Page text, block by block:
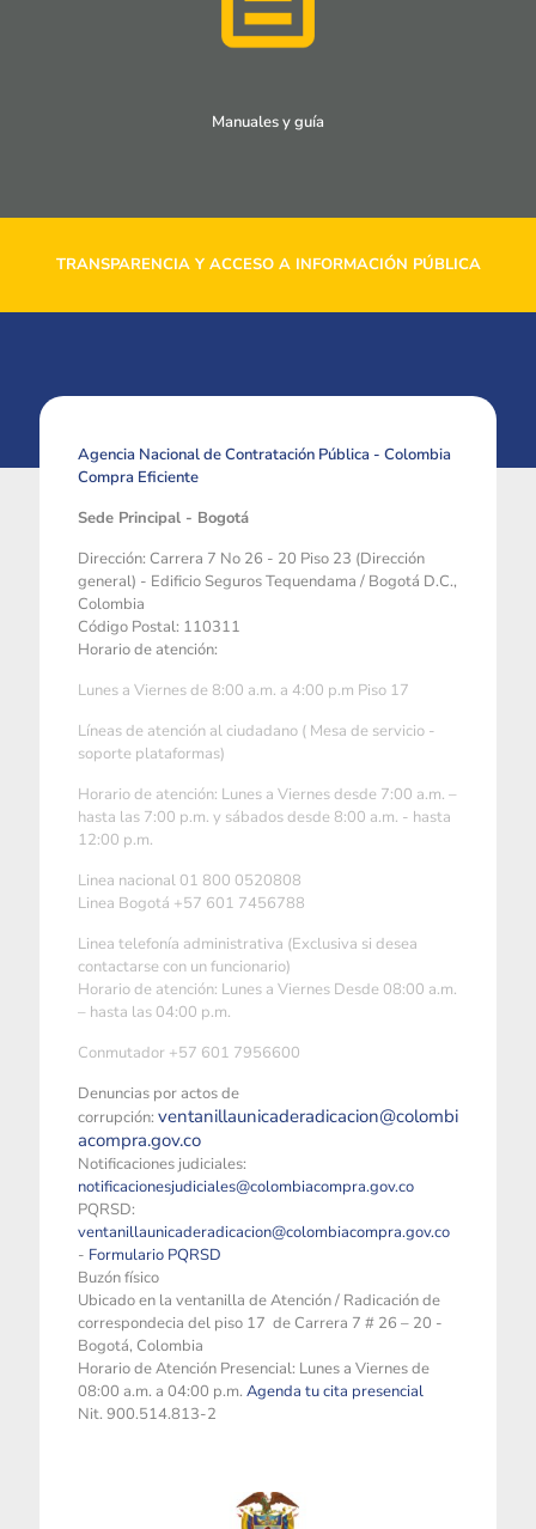
Manuales y guía
TRANSPARENCIA Y ACCESO A INFORMACIÓN PÚBLICA
Agencia Nacional de Contratación Pública - Colombia
Compra Eficiente
Sede Principal - Bogotá
Dirección: Carrera 7 No 26 - 20 Piso 23 (Dirección
general) - Edificio Seguros Tequendama / Bogotá D.C.,
Colombia
Código Postal: 110311
Horario de atención:
Lunes a Viernes de 8:00 a.m. a 4:00 p.m Piso 17
Líneas de atención al ciudadano ( Mesa de servicio -
soporte plataformas)
Horario de atención: Lunes a Viernes desde 7:00 a.m. –
hasta las 7:00 p.m. y sábados desde 8:00 a.m. - hasta
12:00 p.m.
Linea nacional 01 800 0520808
Linea Bogotá +57 601 7456788
Linea telefonía administrativa (Exclusiva si desea
contactarse con un funcionario)
Horario de atención: Lunes a Viernes Desde 08:00 a.m.
– hasta las 04:00 p.m.
Conmutador +57 601 7956600
Denuncias por actos de
corrupción: ventanillaunicaderadicacion@colombi
acompra.gov.co
Notificaciones judiciales:
notificacionesjudiciales@colombiacompra.gov.co
PQRSD:
ventanillaunicaderadicacion@colombiacompra.gov.co
- Formulario PQRSD
Buzón físico
Ubicado en la ventanilla de Atención / Radicación de
correspondecia del piso 17 de Carrera 7 # 26 – 20 -
Bogotá, Colombia
Horario de Atención Presencial: Lunes a Viernes de
08:00 a.m. a 04:00 p.m. Agenda tu cita presencial
Nit. 900.514.813-2